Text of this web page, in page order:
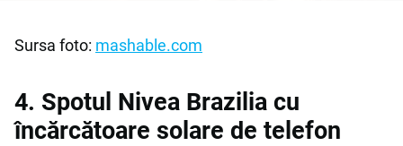
Sursa foto: mashable.com
4. Spotul Nivea Brazilia cu
încărcătoare solare de telefon